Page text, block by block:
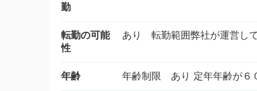
勤
転勤の可能
性
あり 転勤範囲弊社が運営し
年齢 年齢制限 あり 定年年齢が６